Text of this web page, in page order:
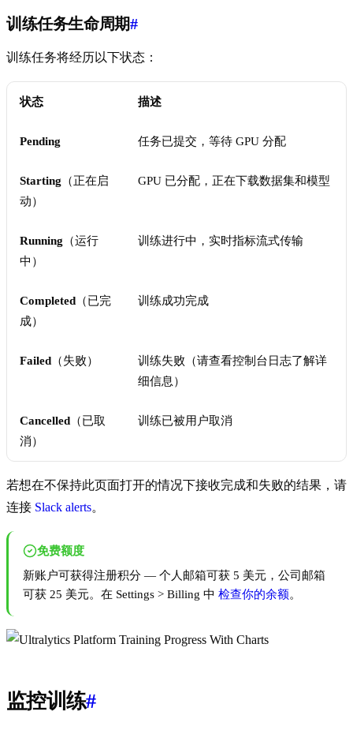
训练任务生命周期#
训练任务将经历以下状态：
状态 描述
Pending 任务已提交，等待 GPU 分配
Starting （正在启
动）
GPU 已分配，正在下载数据集和模型
Running （运行
中）
训练进行中，实时指标流式传输
Completed （已完
成）
训练成功完成
Failed （失败）
训练失败（请查看控制台日志了解详
细信息）
Cancelled （已取
消）
训练已被用户取消
若想在不保持此页面打开的情况下接收完成和失败的结果，请
连接 Slack alerts。
免费额度
新账户可获得注册积分 — 个人邮箱可获 5 美元，公司邮箱
可获 25 美元。在 Settings > Billing 中 检查你的余额。
监控训练#